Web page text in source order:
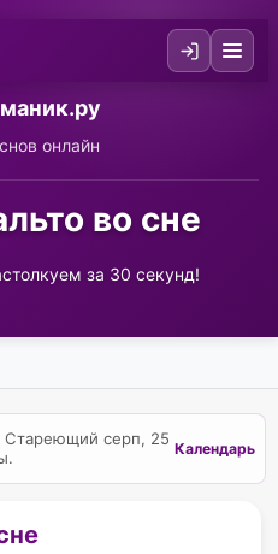
онлайн
во сне
за 30 секунд!
Стареющий серп, 25
Календарь